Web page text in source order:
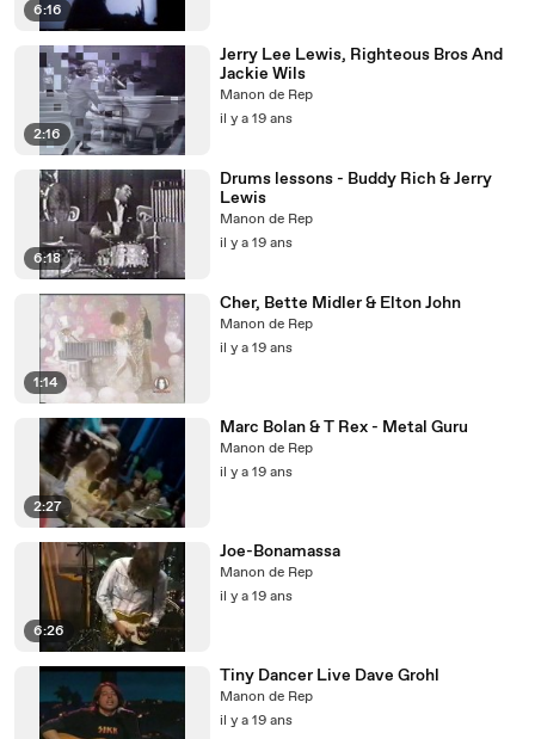
6:16
2:16
Jerry Lee Lewis, Righteous Bros And
Jackie Wils
Manon de Rep
il y a 19 ans
6:18
Drums lessons - Buddy Rich & Jerry
Lewis
Manon de Rep
il y a 19 ans
1:14
Cher, Bette Midler & Elton John
Manon de Rep
il y a 19 ans
2:27
Marc Bolan & T Rex - Metal Guru
Manon de Rep
il y a 19 ans
6:26
Joe-Bonamassa
Manon de Rep
il y a 19 ans
Tiny Dancer Live Dave Grohl
Manon de Rep
il y a 19 ans